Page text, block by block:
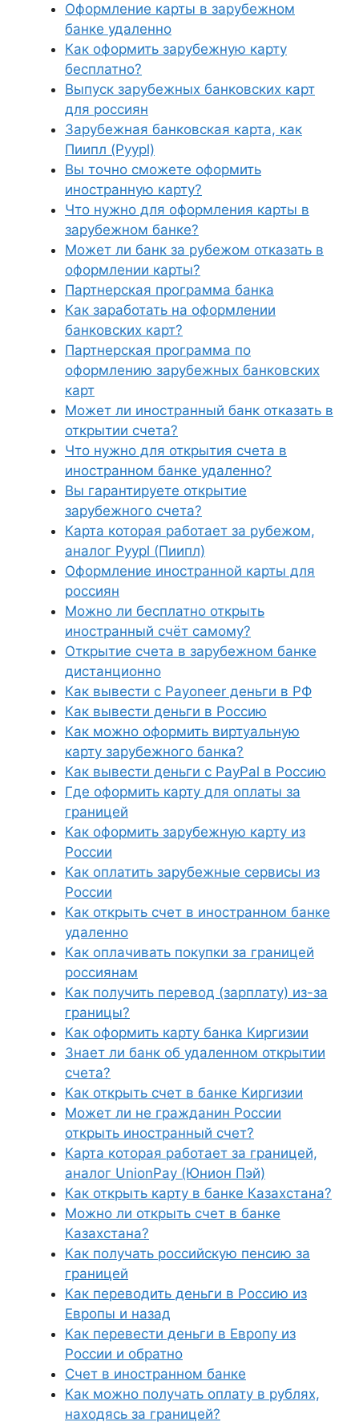
Оформление карты в зарубежном
банке удаленно
Как оформить зарубежную карту
бесплатно?
Выпуск зарубежных банковских карт
для россиян
Зарубежная банковская карта, как
Пиипл (Pyypl)
Вы точно сможете оформить
иностранную карту?
Что нужно для оформления карты в
зарубежном банке?
Может ли банк за рубежом отказать в
оформлении карты?
Партнерская программа банка
Как заработать на оформлении
банковских карт?
Партнерская программа по
оформлению зарубежных банковских
карт
Может ли иностранный банк отказать в
открытии счета?
Что нужно для открытия счета в
иностранном банке удаленно?
Вы гарантируете открытие
зарубежного счета?
Карта которая работает за рубежом,
аналог Pyypl (Пиипл)
Оформление иностранной карты для
россиян
Можно ли бесплатно открыть
иностранный счёт самому?
Открытие счета в зарубежном банке
дистанционно
Как вывести с Payoneer деньги в РФ
Как вывести деньги в Россию
Как можно оформить виртуальную
карту зарубежного банка?
Как вывести деньги с PayPal в Россию
Где оформить карту для оплаты за
границей
Как оформить зарубежную карту из
России
Как оплатить зарубежные сервисы из
России
Как открыть счет в иностранном банке
удаленно
Как оплачивать покупки за границей
россиянам
Как получить перевод (зарплату) из-за
границы?
Как оформить карту банка Киргизии
Знает ли банк об удаленном открытии
счета?
Как открыть счет в банке Киргизии
Может ли не гражданин России
открыть иностранный счет?
Карта которая работает за границей,
аналог UnionPay (Юнион Пэй)
Как открыть карту в банке Казахстана?
Можно ли открыть счет в банке
Казахстана?
Как получать российскую пенсию за
границей
Как переводить деньги в Россию из
Европы и назад
Как перевести деньги в Европу из
России и обратно
Счет в иностранном банке
Как можно получать оплату в рублях,
находясь за границей?